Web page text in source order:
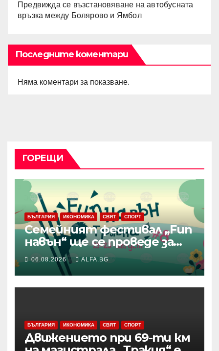
Предвижда се възстановяване на автобусната
връзка между Болярово и Ямбол
Последните коментари
Няма коментари за показване.
ГОРЕЩИ
БЪЛГАРИЯ ИКОНОМИКА СВЯТ СПОРТ
Семейният фестивал „Fun
навън“ ще се проведе за
осми път в Трявна
06.08.2026 ALFA.BG
БЪЛГАРИЯ ИКОНОМИКА СВЯТ СПОРТ
Движението при 69-ти км